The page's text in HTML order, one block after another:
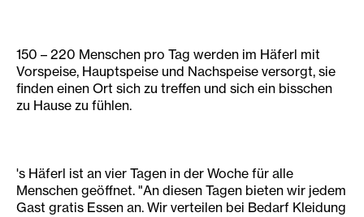
150 – 220 Menschen pro Tag werden im Häferl mit
Vorspeise, Hauptspeise und Nachspeise versorgt, sie
finden einen Ort sich zu treffen und sich ein bisschen
zu Hause zu fühlen.
's Häferl ist an vier Tagen in der Woche für alle
Menschen geöffnet. "An diesen Tagen bieten wir jedem
Gast gratis Essen an. Wir verteilen bei Bedarf Kleidung